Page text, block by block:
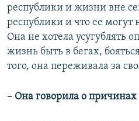
республики и жизни вне
республики и что ее
Она не хотела усугублять
жизнь быть в бегах,
того, она переживала за
– Она говорила о причинах